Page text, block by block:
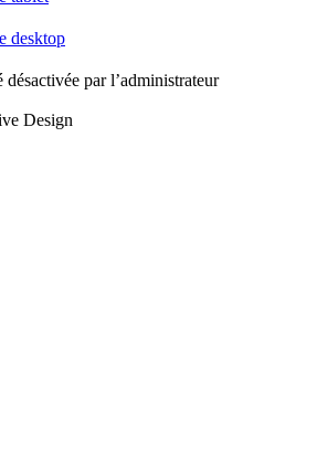
desktop
par l’administrateur
Design